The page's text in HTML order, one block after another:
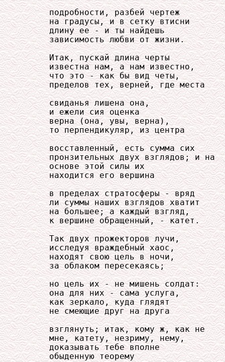
     подробности, разбей чертеж
     на градусы, и в сетку втисни
     длину ее - и ты найдешь
     зависимость любви от жизни.
     Итак, пускай длина черты
     известна нам, а нам известно,
     что это - как бы вид четы,
     пределов тех, верней, где места
     свиданья лишена она,
     и ежели сия оценка
     верна (она, увы, верна),
     то перпендикуляр, из центра
     восставленный, есть сумма сих
     пронзительных двух взглядов; и на
     основе этой силы их
     находится его вершина
     в пределах стратосферы - вряд
     ли суммы наших взглядов хватит
     на большее; а каждый взгляд,
     к вершине обращенный, - катет.
     Так двух прожекторов лучи,
     исследуя враждебный хаос,
     находят свою цель в ночи,
     за облаком пересекаясь;
     но цель их - не мишень солдат:
     она для них - сама услуга,
     как зеркало, куда глядят
     не смеющие друг на друга
     взглянуть; итак, кому ж, как не
     мне, катету, незриму, нему,
     доказывать тебе вполне
     обыденную теорему